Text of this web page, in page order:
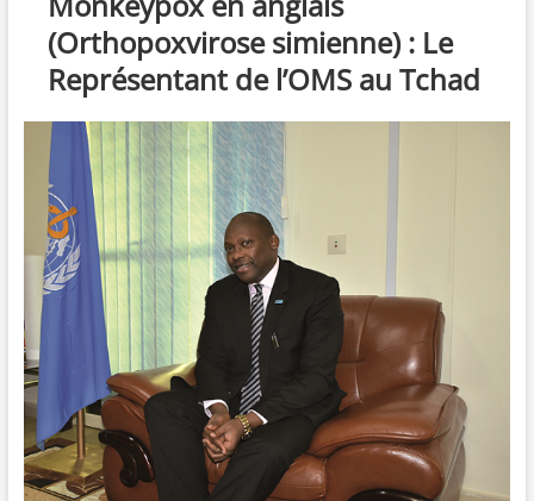
n
(Orthopoxvirose simienne) : Le
Représentant de l’OMS au Tchad